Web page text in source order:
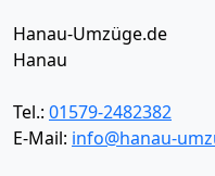
Hanau-Umzüge.de
Hanau
Tel.: 01579-2482382
E-Mail: info@hanau-